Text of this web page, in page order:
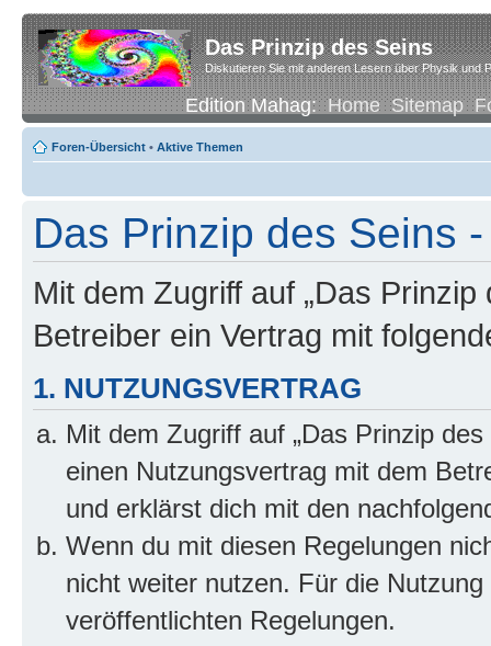
Das Prinzip des Seins
Diskutieren Sie mit anderen Lesern über Physik und
Edition Mahag:Home Sitemap
Foren-Übersicht • Aktive Themen
Das Prinzip des Seins
Mit dem Zugriff auf „Das
Betreiber ein Vertrag mit
1. NUTZUNGSVERTRAG
Mit dem Zugriff auf „Das Prinzip
einen Nutzungsvertrag mit dem
und erklärst dich mit den
Wenn du mit diesen Regelungen
nicht weiter nutzen. Für die
veröffentlichten Regelungen.